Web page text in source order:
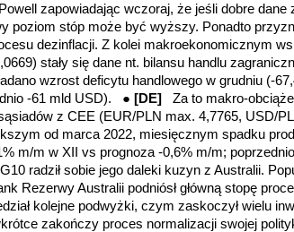
zapowiadając wczoraj, że jeśli dobre dane
poziom stóp może być wyższy. Ponadto
dezinflacji. Z kolei makroekonomicznym
stały się dane nt. bilansu handlu
wzrost deficytu handlowego w grudniu (-
-61 mld USD). ● [DE] Za to makro-
z CEE (EUR/PLN max. 4,7765, USD/
od marca 2022, miesięcznym spadku
m/m w XII vs prognoza -0,6% m/m;
radził sobie jego daleki kuzyn z Australii.
Rezerwy Australii podniósł główną stopę
kolejne podwyżki, czym zaskoczył wielu
zakończy proces normalizacji swojej